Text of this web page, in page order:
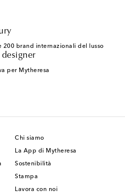
200 brand internazionali del lusso
per Mytheresa
Chi siamo
La App di Mytheresa
Sostenibilità
Stampa
Lavora con noi